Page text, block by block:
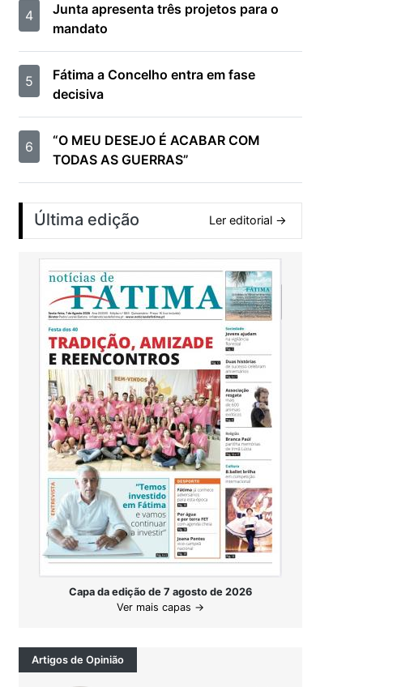
4
Junta apresenta três projetos para o
mandato
5
Fátima a Concelho entra em fase
decisiva
6
“O MEU DESEJO É ACABAR COM
TODAS AS GUERRAS”
Última edição Ler editorial →
Capa da edição de 7 agosto de 2026
Ver mais capas →
Artigos de Opinião